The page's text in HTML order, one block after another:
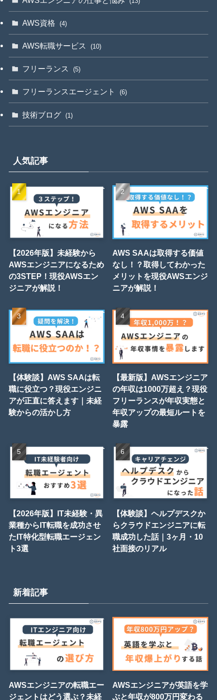
AWS資格 (4)
AWS転職サービス (10)
フリーランス (5)
フリーランスエージェント (6)
技術ブログ (1)
人気記事
【2026年版】未経験から
AWSエンジニアになるため
の3STEP！現役AWSエン
ジニアが解説！
AWS SAAは取得する価値
なし！？取得してわかった
メリットを現役AWSエンジ
ニアが解説！
【体験談】AWS SAAは転
職に役立つ？現役エンジニ
アが正直に答えます｜未経
験からの活かし方
【最新版】AWSエンジニア
の年収は1000万超え？現役
フリーランスが年収実態と
年収アップの最短ルートを
暴露
【2026年版】IT未経験・異
業種からIT転職を成功させ
たIT特化型転職エージェン
ト3選
【体験談】ヘルプデスクか
らクラウドエンジニアに転
職成功した話｜3ヶ月・10
社面接のリアル
新着記事
AWSエンジニアの転職エー
ジェントはどう選ぶ？未経
AWSエンジニアが英語を学
ぶと年収が800万円変わる